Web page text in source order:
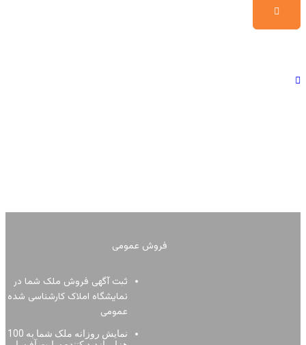
فروش عمومی ​
ثبت آگهی فروش ملک شما در
نمایشگاه املاک کارشناسی شده
عمومی
نمایش روزانه ملک شما به 100